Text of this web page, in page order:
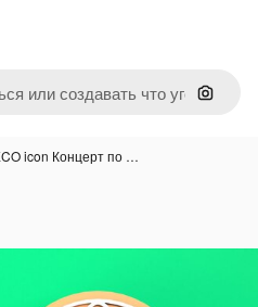
Поиск
icon Концерт по …